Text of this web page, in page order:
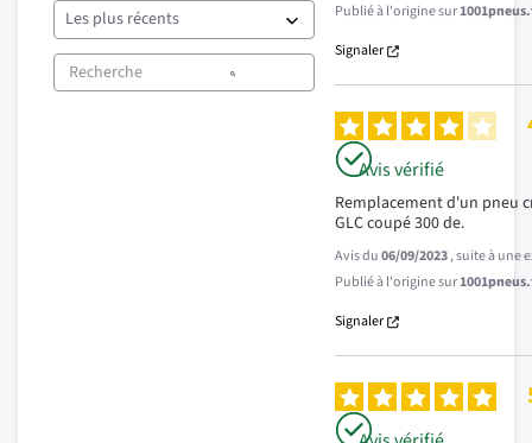
Publié à l'origine sur
Signaler
Avis vérifié
Remplacement d'un pneu
GLC coupé 300 de.
Avis du06/09/2023, suite à une
Publié à l'origine sur
Signaler